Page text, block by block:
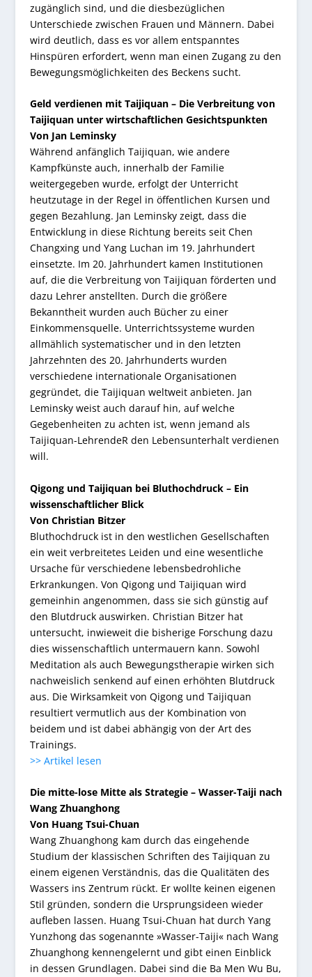
zugänglich sind, und die diesbezüglichen
Unterschiede zwischen Frauen und Männern. Dabei
wird deutlich, dass es vor allem entspanntes
Hinspüren erfordert, wenn man einen Zugang zu den
Bewegungsmöglichkeiten des Beckens sucht.
Geld verdienen mit Taijiquan – Die Verbreitung von
Taijiquan unter wirtschaftlichen Gesichtspunkten
Von Jan Leminsky
Während anfänglich Taijiquan, wie andere
Kampfkünste auch, innerhalb der Familie
weitergegeben wurde, erfolgt der Unterricht
heutzutage in der Regel in öffentlichen Kursen und
gegen Bezahlung. Jan Leminsky zeigt, dass die
Entwicklung in diese Richtung bereits seit Chen
Changxing und Yang Luchan im 19. Jahrhundert
einsetzte. Im 20. Jahrhundert kamen Institutionen
auf, die die Verbreitung von Taijiquan förderten und
dazu Lehrer anstellten. Durch die größere
Bekanntheit wurden auch Bücher zu einer
Einkommensquelle. Unterrichtssysteme wurden
allmählich systematischer und in den letzten
Jahrzehnten des 20. Jahrhunderts wurden
verschiedene internationale Organisationen
gegründet, die Taijiquan weltweit anbieten. Jan
Leminsky weist auch darauf hin, auf welche
Gegebenheiten zu achten ist, wenn jemand als
Taijiquan-LehrendeR den Lebensunterhalt verdienen
will.
Qigong und Taijiquan bei Bluthochdruck – Ein
wissenschaftlicher Blick
Von Christian Bitzer
Bluthochdruck ist in den westlichen Gesellschaften
ein weit verbreitetes Leiden und eine wesentliche
Ursache für verschiedene lebensbedrohliche
Erkrankungen. Von Qigong und Taijiquan wird
gemeinhin angenommen, dass sie sich günstig auf
den Blutdruck auswirken. Christian Bitzer hat
untersucht, inwieweit die bisherige Forschung dazu
dies wissenschaftlich untermauern kann. Sowohl
Meditation als auch Bewegungstherapie wirken sich
nachweislich senkend auf einen erhöhten Blutdruck
aus. Die Wirksamkeit von Qigong und Taijiquan
resultiert vermutlich aus der Kombination von
beidem und ist dabei abhängig von der Art des
Trainings.
>> Artikel lesen
Die mitte-lose Mitte als Strategie – Wasser-Taiji nach
Wang Zhuanghong
Von Huang Tsui-Chuan
Wang Zhuanghong kam durch das eingehende
Studium der klassischen Schriften des Taijiquan zu
einem eigenen Verständnis, das die Qualitäten des
Wassers ins Zentrum rückt. Er wollte keinen eigenen
Stil gründen, sondern die Ursprungsideen wieder
aufleben lassen. Huang Tsui-Chuan hat durch Yang
Yunzhong das sogenannte »Wasser-Taiji« nach Wang
Zhuanghong kennengelernt und gibt einen Einblick
in dessen Grundlagen. Dabei sind die Ba Men Wu Bu,